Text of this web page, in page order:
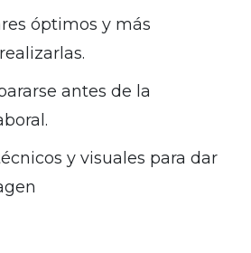
óptimos y más
antes de la
y visuales para dar